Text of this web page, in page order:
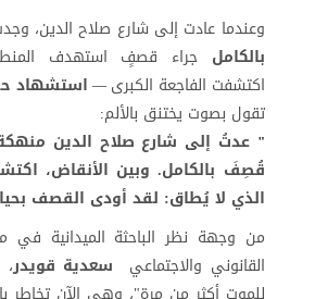
وعندما عادت إلى شارع صلاح الدين،
بالكامل جراء قصفٍ استهدف
اكتشفت الفاجعة الكبرى — استشهاد
تقول بصوت يختنق بالألم:
" عدتُ إلى شارع صلاح الدين
قُصِفَ بالكامل. وبين الأنقاض،
الذي لا يُطاق: لقد أودى القصف
من وجهة نظر الباحثة الميدانية في
القانوني والاجتماعي
سعدية قويدر